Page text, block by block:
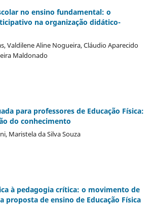
no ensino fundamental: o
na organização didático-
Valdilene Aline Nogueira, Cláudio Aparecido
Maldonado
para professores de Educação Física:
do conhecimento
Maristela da Silva Souza
à pedagogia crítica: o movimento de
proposta de ensino de Educação Física